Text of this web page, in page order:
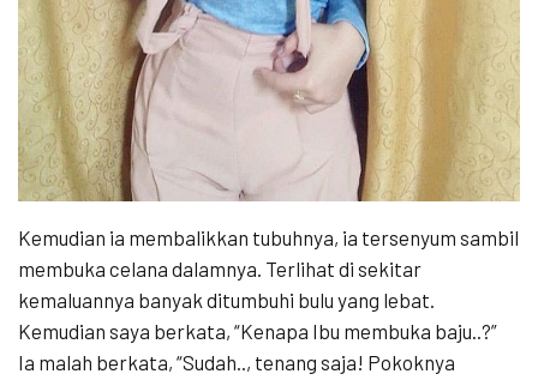
Kemudian ia membalikkan tubuhnya, ia tersenyum sambil
membuka celana dalamnya. Terlihat di sekitar
kemaluannya banyak ditumbuhi bulu yang lebat.
Kemudian saya berkata, “Kenapa Ibu membuka baju..?”
Ia malah berkata, “Sudah.., tenang saja! Pokoknya